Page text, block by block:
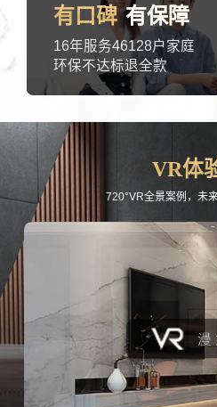
有口碑 有保障
16年服务46128户家庭
环保不达标退全款
VR体
720°VR全景案例，未